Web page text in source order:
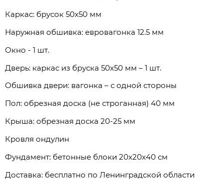
Каркас: брусок 50х50 мм
Наружная обшивка: евровагонка 12.5 мм
Окно - 1 шт.
Дверь: каркас из бруска 50х50 мм – 1 шт.
Обшивка двери: вагонка – с одной стороны
Пол: обрезная доска (не строганная) 40 мм
Крыша: обрезная доска 20-25 мм
Кровля ондулин
Фундамент: бетонные блоки 20х20х40 см
Доставка: бесплатно по Ленинградской области